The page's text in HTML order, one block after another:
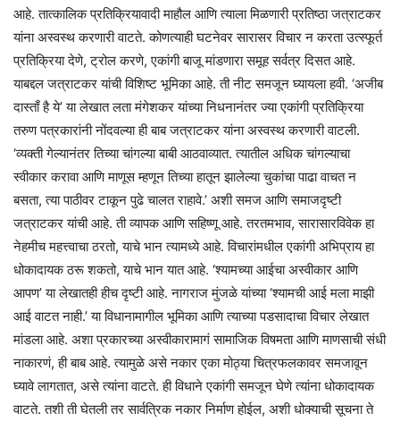
आहे. तात्कालिक प्रतिक्रियावादी माहौल आणि त्याला मिळणारी प्रतिष्ठा जत्राटकर
यांना अस्वस्थ करणारी वाटते. कोणत्याही घटनेवर सारासर विचार न करता उत्स्फूर्त
प्रतिक्रिया देणे, ट्रोल करणे, एकांगी बाजू मांडणारा समूह सर्वत्र दिसत आहे.
याबद्दल जत्राटकर यांची विशिष्ट भूमिका आहे. ती नीट समजून घ्यायला हवी. ‘अजीब
दास्ताँ है ये’ या लेखात लता मंगेशकर यांच्या निधनानंतर ज्या एकांगी प्रतिक्रिया
तरुण पत्रकारांनी नोंदवल्या ही बाब जत्राटकर यांना अस्वस्थ करणारी वाटली.
‘व्यक्ती गेल्यानंतर तिच्या चांगल्या बाबी आठवाव्यात. त्यातील अधिक चांगल्याचा
स्वीकार करावा आणि माणूस म्हणून तिच्या हातून झालेल्या चुकांचा पाढा वाचत न
बसता, त्या पाठीवर टाकून पुढे चालत राहावे.’ अशी समज आणि समाजदृष्टी
जत्राटकर यांची आहे. ती व्यापक आणि सहिष्णू आहे. तरतमभाव, सारासारविवेक हा
नेहमीच महत्त्वाचा ठरतो, याचे भान त्यामध्ये आहे. विचारांमधील एकांगी अभिप्राय हा
धोकादायक ठरू शकतो, याचे भान यात आहे. ‘श्यामच्या आईचा अस्वीकार आणि
आपण’ या लेखातही हीच दृष्टी आहे. नागराज मुंजळे यांच्या ‘श्यामची आई मला माझी
आई वाटत नाही.’ या विधानामागील भूमिका आणि त्याच्या पडसादाचा विचार लेखात
मांडला आहे. अशा प्रकारच्या अस्वीकारामागं सामाजिक विषमता आणि माणसाची संधी
नाकारणं, ही बाब आहे. त्यामुळे असे नकार एका मोठ्या चित्रफलकावर समजावून
घ्यावे लागतात, असे त्यांना वाटते. ही विधाने एकांगी समजून घेणे त्यांना धोकादायक
वाटते. तशी ती घेतली तर सार्वत्रिक नकार निर्माण होईल, अशी धोक्याची सूचना ते